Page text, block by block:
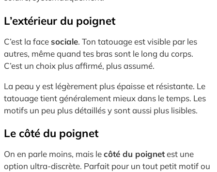
L’extérieur du poignet
C’est la face sociale. Ton tatouage est visible par les
autres, même quand tes bras sont le long du corps.
C’est un choix plus affirmé, plus assumé.
La peau y est légèrement plus épaisse et résistante. Le
tatouage tient généralement mieux dans le temps. Les
motifs un peu plus détaillés y sont aussi plus lisibles.
Le côté du poignet
On en parle moins, mais lecôté du poignetest une
option ultra-discrète. Parfait pour un tout petit motif ou